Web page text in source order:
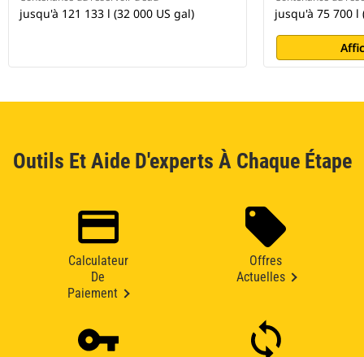
jusqu'à 121 133 l (32 000 US gal) jusqu'à 75 700 l
Outils Et Aide D'experts À Chaque Étape
Calculateur
De
Paiement
Offres
Actuelles